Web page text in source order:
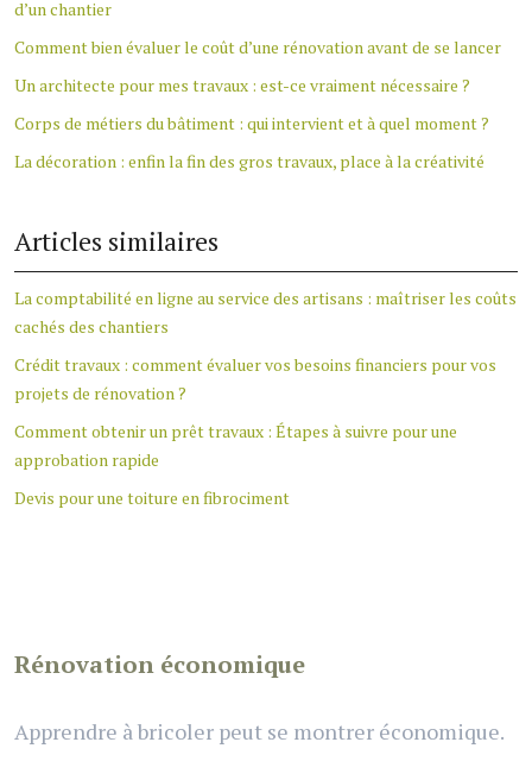
d’un chantier
Comment bien évaluer le coût d’une rénovation avant de se lancer
Un architecte pour mes travaux : est-ce vraiment nécessaire ?
Corps de métiers du bâtiment : qui intervient et à quel moment ?
La décoration : enfin la fin des gros travaux, place à la créativité
Articles similaires
La comptabilité en ligne au service des artisans : maîtriser les coûts
cachés des chantiers
Crédit travaux : comment évaluer vos besoins financiers pour vos
projets de rénovation ?
Comment obtenir un prêt travaux : Étapes à suivre pour une
approbation rapide
Devis pour une toiture en fibrociment
Rénovation économique
Apprendre à bricoler peut se montrer économique.